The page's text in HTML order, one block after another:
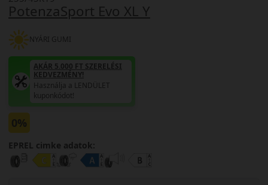
PotenzaSport Evo XL Y
NYÁRI GUMI
AKÁR 5.000 FT SZERELÉSI
KEDVEZMÉNY!
Használja a LENDÜLET
kuponkódot!
0%
EPREL cimke adatok: